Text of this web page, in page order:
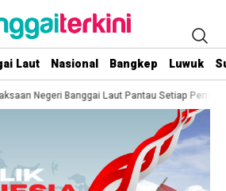
Laut Nasional Bangkep Luwuk
Laut Pantau Setiap Pemberitaan Terkait